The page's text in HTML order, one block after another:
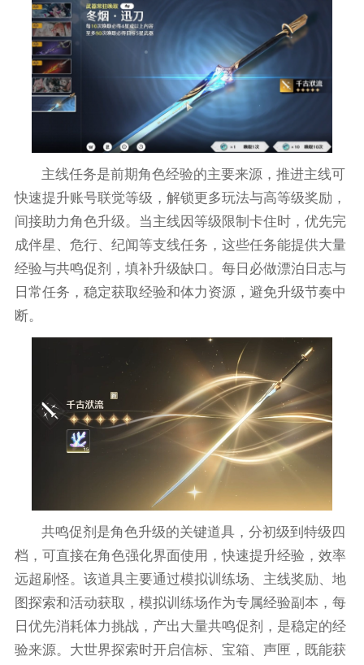
主线任务是前期角色经验的主要来源，推进主线可
快速提升账号联觉等级，解锁更多玩法与高等级奖励，
间接助力角色升级。当主线因等级限制卡住时，优先完
成伴星、危行、纪闻等支线任务，这些任务能提供大量
经验与共鸣促剂，填补升级缺口。每日必做漂泊日志与
日常任务，稳定获取经验和体力资源，避免升级节奏中
断。
共鸣促剂是角色升级的关键道具，分初级到特级四
档，可直接在角色强化界面使用，快速提升经验，效率
远超刷怪。该道具主要通过模拟训练场、主线奖励、地
图探索和活动获取，模拟训练场作为专属经验副本，每
日优先消耗体力挑战，产出大量共鸣促剂，是稳定的经
验来源。大世界探索时开启信标、宝箱、声匣，既能获